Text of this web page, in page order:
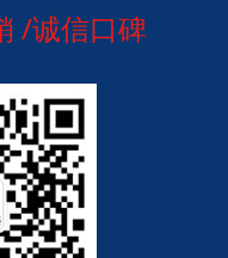
/诚信口碑